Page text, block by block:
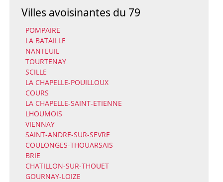
Villes avoisinantes du 79
POMPAIRE
LA BATAILLE
NANTEUIL
TOURTENAY
SCILLE
LA CHAPELLE-POUILLOUX
COURS
LA CHAPELLE-SAINT-ETIENNE
LHOUMOIS
VIENNAY
SAINT-ANDRE-SUR-SEVRE
COULONGES-THOUARSAIS
BRIE
CHATILLON-SUR-THOUET
GOURNAY-LOIZE